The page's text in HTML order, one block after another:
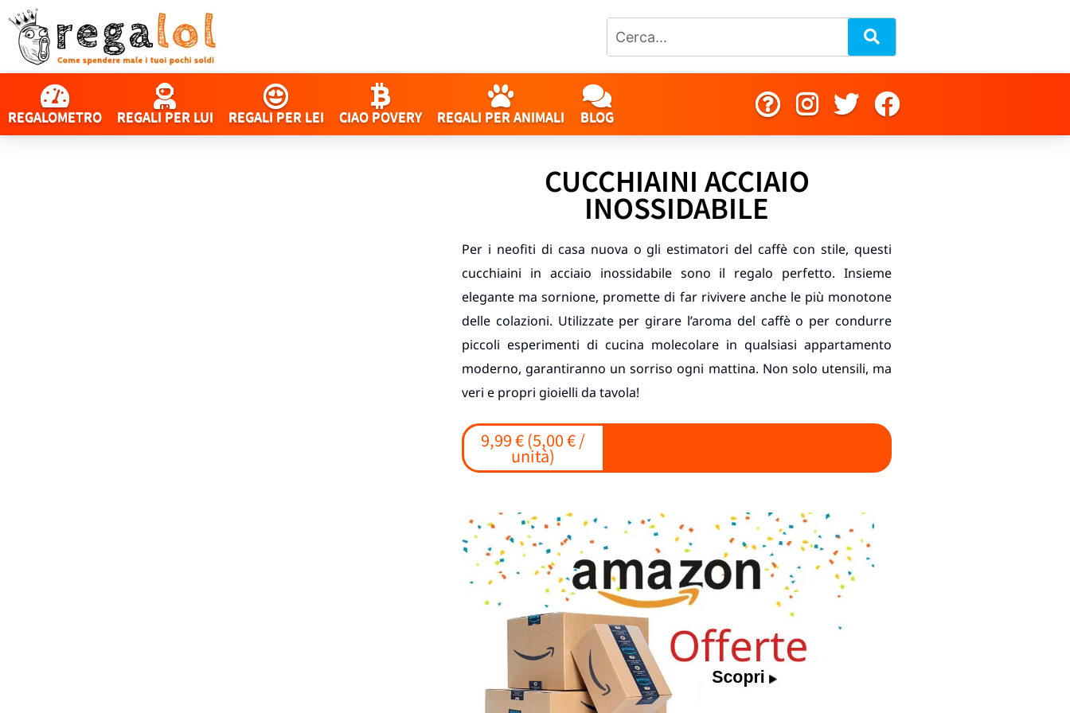
REGALOMETRO REGALI PER LUI REGALI PER LEI CIAO POVERY REGALI PER ANIMALI BLOG
CUCCHIAINI ACCIAIO
INOSSIDABILE
Per i neofiti di casa nuova o gli estimatori del caffè con stile, questi
cucchiaini in acciaio inossidabile sono il regalo perfetto. Insieme
elegante ma sornione, promette di far rivivere anche le più monotone
delle colazioni. Utilizzate per girare l’aroma del caffè o per condurre
piccoli esperimenti di cucina molecolare in qualsiasi appartamento
moderno, garantiranno un sorriso ogni mattina. Non solo utensili, ma
veri e propri gioielli da tavola!
9,99 € (5,00 € /
unità)